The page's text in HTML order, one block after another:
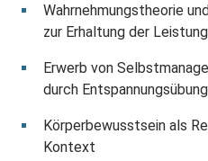
Wahrnehmungstheorie
zur Erhaltung der
Erwerb von
durch
Körperbewusstsein als
Kontext